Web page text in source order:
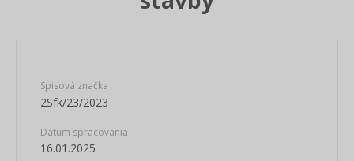
Spisová značka
2Sfk/23/2023
Dátum spracovania
16.01.2025